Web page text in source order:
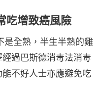
增致癌風險
是全熟，半生半熟的雞
過巴斯德消毒法消毒
不好人士亦應避免吃